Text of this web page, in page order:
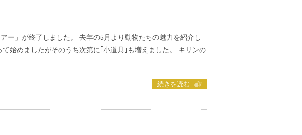
ー」が終了しました。 去年の5月より動物たちの魅力を紹介し
始めましたがそのうち次第に｢小道具｣も増えました。 キリンの
続きを読む